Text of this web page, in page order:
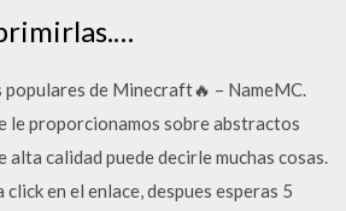
de Minecraft🔥 – NameMC.
le proporcionamos sobre abstractos
alta calidad puede decirle muchas cosas.
en el enlace, despues esperas 5